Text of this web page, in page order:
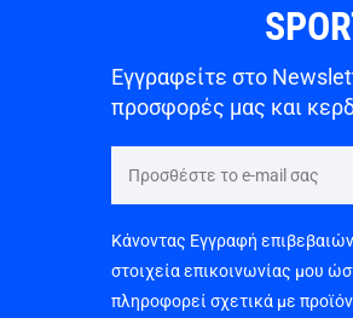
Εγγραφείτε στο
προσφορές μας και
Κάνοντας Εγγραφή
στοιχεία επικοινωνίας μου
πληροφορεί σχετικά με